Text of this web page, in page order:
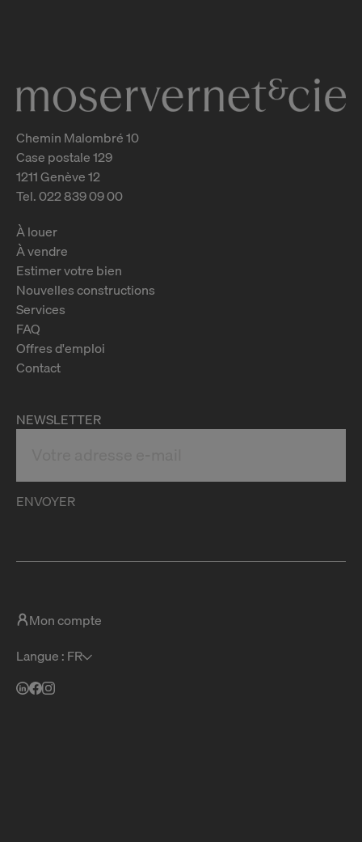
Chemin Malombré 10
Case postale 129
1211 Genève 12
Tel. 022 839 09 00
À louer
À vendre
Estimer votre bien
Nouvelles constructions
Services
FAQ
Offres d'emploi
Contact
NEWSLETTER
ENVOYER
Mon compte
Langue : FR